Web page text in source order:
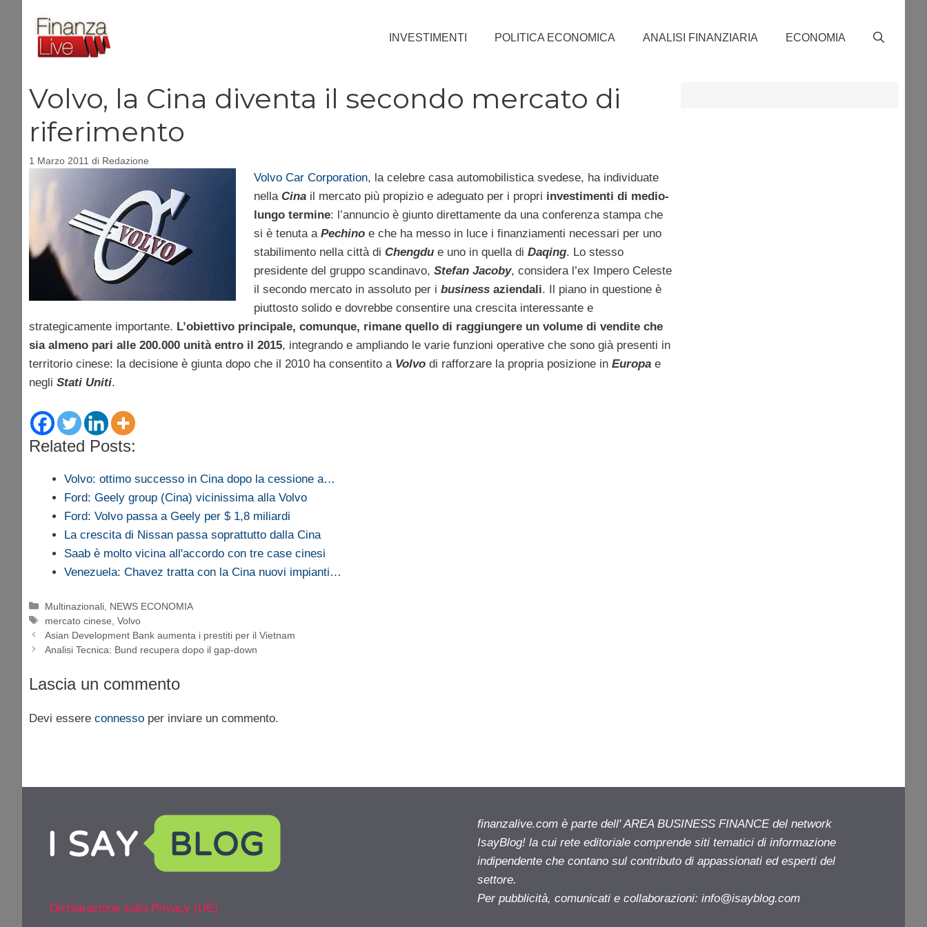
contenuto
INVESTIMENTI POLITICA ECONOMICA ANALISI FINANZIARIA ECONOMIA
Volvo, la Cina diventa il secondo mercato di
riferimento
1 Marzo 2011 di Redazione
Volvo Car Corporation, la celebre casa automobilistica svedese, ha individuate
nella Cinail mercato più propizio e adeguato per i propri investimenti di medio-
lungo termine: l’annuncio è giunto direttamente da una conferenza stampa che
si è tenuta a Pechinoe che ha messo in luce i finanziamenti necessari per uno
stabilimento nella città di Chengdue uno in quella di Daqing. Lo stesso
presidente del gruppo scandinavo, Stefan Jacoby, considera l’ex Impero Celeste
il secondo mercato in assoluto per i businessaziendali. Il piano in questione è
piuttosto solido e dovrebbe consentire una crescita interessante e
strategicamente importante. L’obiettivo principale, comunque, rimane quello di raggiungere un volume di vendite che
sia almeno pari alle 200.000 unità entro il 2015, integrando e ampliando le varie funzioni operative che sono già presenti in
territorio cinese: la decisione è giunta dopo che il 2010 ha consentito a Volvo di rafforzare la propria posizione in Europa e
negli Stati Uniti.
Related Posts:
Volvo: ottimo successo in Cina dopo la cessione a…
Ford: Geely group (Cina) vicinissima alla Volvo
Ford: Volvo passa a Geely per $ 1,8 miliardi
La crescita di Nissan passa soprattutto dalla Cina
Saab è molto vicina all'accordo con tre case cinesi
Venezuela: Chavez tratta con la Cina nuovi impianti…
Categorie
Multinazionali NEWS ECONOMIA
Tag
mercato cinese ,Volvo
Asian Development Bank aumenta i prestiti per il Vietnam
Analisi Tecnica: Bund recupera dopo il gap-down
Lascia un commento
Devi essere connesso per inviare un commento.
Dichiarazione sulla Privacy (UE)
finanzalive.com è parte dell' AREA BUSINESS FINANCE del network
IsayBlog! la cui rete editoriale comprende siti tematici di informazione
indipendente che contano sul contributo di appassionati ed esperti del
settore.
Per pubblicità, comunicati e collaborazioni: info@isayblog.com